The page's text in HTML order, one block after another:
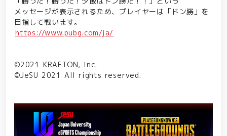
メッセージが表示されるため、プレイヤーは「ドン勝」を
目指して戦います。
https://www.pubg.com/ja/
©2021 KRAFTON, Inc.
©JeSU 2021 All rights reserved.